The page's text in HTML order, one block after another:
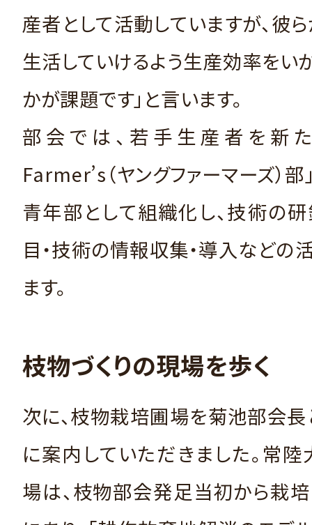
産者として活動していますが、彼
生活していけるよう生産効率をい
かが課題です」と言います。
部会では、若手生産者を新た
Farmer’s（ヤングファーマーズ）部
青年部として組織化し、技術の
目・技術の情報収集・導入などの
ます。
枝物づくりの現場を歩く
次に、枝物栽培圃場を菊池部会
に案内していただきました。常
場は、枝物部会発足当初から栽